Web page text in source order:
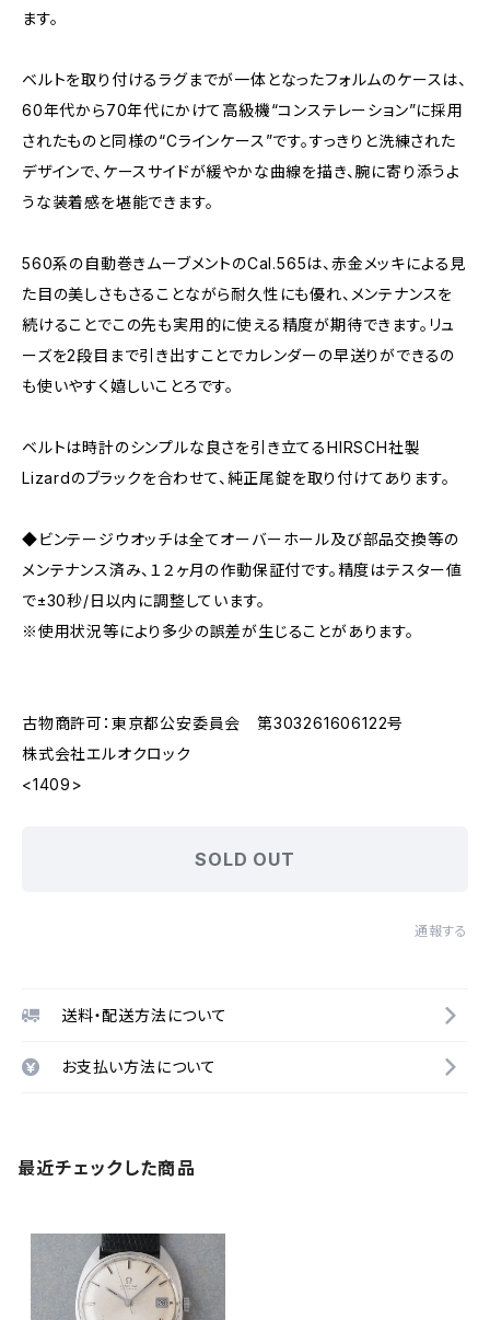
ます。
ベルトを取り付けるラグまでが一体となったフォルムのケースは、
60年代から70年代にかけて高級機“コンステレーション”に採用
されたものと同様の“Cラインケース”です。すっきりと洗練された
デザインで、ケースサイドが緩やかな曲線を描き、腕に寄り添うよ
うな装着感を堪能できます。
560系の自動巻きムーブメントのCal.565は、赤金メッキによる見
た目の美しさもさることながら耐久性にも優れ、メンテナンスを
続けることでこの先も実用的に使える精度が期待できます。リュ
ーズを2段目まで引き出すことでカレンダーの早送りができるの
も使いやすく嬉しいことろです。
ベルトは時計のシンプルな良さを引き立てるHIRSCH社製
Lizardのブラックを合わせて、純正尾錠を取り付けてあります。
◆ビンテージウオッチは全てオーバーホール及び部品交換等の
メンテナンス済み、１２ヶ月の作動保証付です。精度はテスター値
で±30秒/日以内に調整しています。
※使用状況等により多少の誤差が生じることがあります。
古物商許可：東京都公安委員会 第303261606122号
株式会社エルオクロック
<1409>
SOLD OUT
通報する
送料・配送方法について
お支払い方法について
最近チェックした商品